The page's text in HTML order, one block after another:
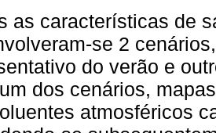
as características de
se 2
do verão e
dos cenários,
atmosféricos